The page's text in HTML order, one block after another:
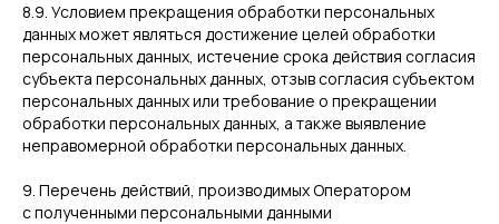
8.9. Условием прекращения обработки персональных
данных может являться достижение целей обработки
персональных данных, истечение срока действия согласия
субъекта персональных данных, отзыв согласия субъектом
персональных данных или требование о прекращении
обработки персональных данных, а также выявление
неправомерной обработки персональных данных.
9. Перечень действий, производимых Оператором
с полученными персональными данными